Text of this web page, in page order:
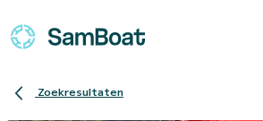
Zoekresultaten